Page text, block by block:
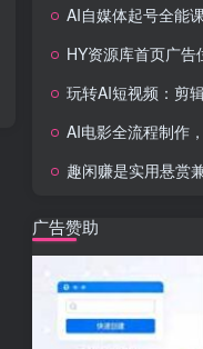
AI自媒体起号全能课：AI工具实操
HY资源库首页广告
玩转AI短视频：剪辑、运营、
AI电影全流程制作，脚本生成与
趣闲赚是实用悬赏兼职APP 任
广告赞助